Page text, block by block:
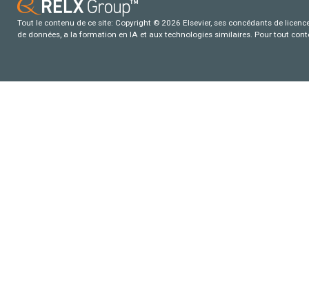
Tout le contenu de ce site: Copyright © 2026 Elsevier, ses concédants de
de données, a la formation en IA et aux technologies similaires. Pour tout